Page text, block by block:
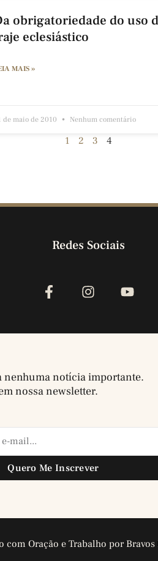
obrigatoriedade do uso
eclesiástico
MAIS »
de maio de 2010 Nenhum comentário
1 2 3 4
Redes Sociais
nenhuma notícia importante.
nossa newsletter.
Quero Me Inscrever
com Oração e Trabalho por